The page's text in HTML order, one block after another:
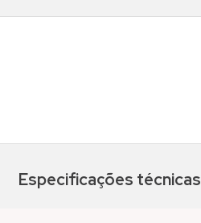
Especificações técnicas